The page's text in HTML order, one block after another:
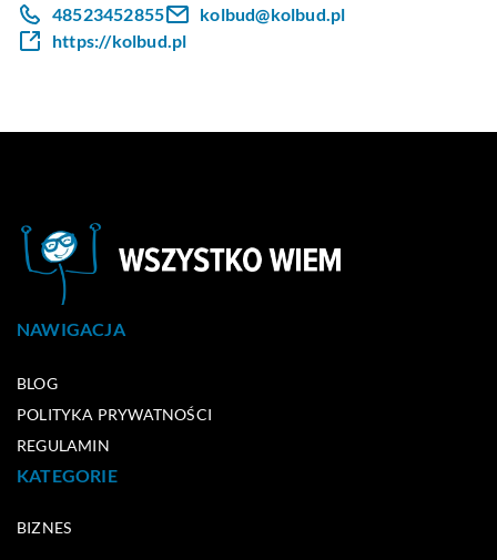
48523452855
kolbud@kolbud.pl
https://kolbud.pl
NAWIGACJA
BLOG
POLITYKA PRYWATNOŚCI
REGULAMIN
KATEGORIE
BIZNES